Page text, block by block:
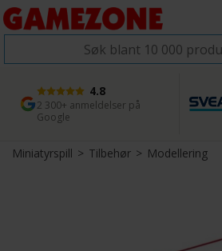
4.8
2 300+ anmeldelser på
Google
1 dags levering
Bestill innen kl. 12
Miniatyrspill>Tilbehør> Modellering